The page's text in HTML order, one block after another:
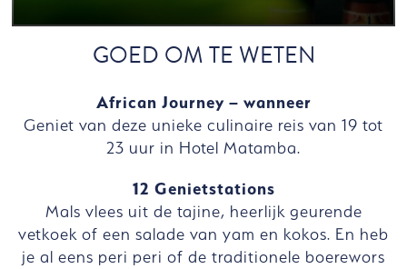
GOED OM TE WETEN
African Journey – wanneer
Geniet van deze unieke culinaire reis van 19 tot
23 uur in Hotel Matamba.
12 Genietstations
Mals vlees uit de tajine, heerlijk geurende
vetkoek of een salade van yam en kokos. En heb
je al eens peri peri of de traditionele boerewors